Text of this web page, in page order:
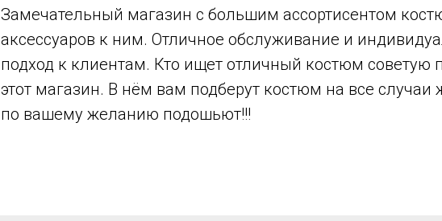
Замечательный магазин с большим ассортисентом
аксессуаров к ним. Отличное обслуживание и
подход к клиентам. Кто ищет отличный костюм советую
этот магазин. В нём вам подберут костюм на все случаи
по вашему желанию подошьют!!!